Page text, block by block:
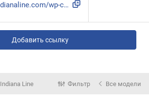
http://www.coral-indianaline.com/wp-content/uploads/2017/04...
Добавить ссылку
Indiana Line Фильтр Все модели